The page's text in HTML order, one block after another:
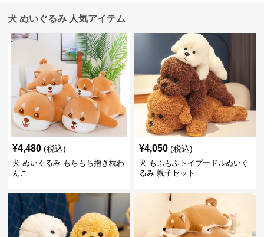
犬 ぬいぐるみ 人気アイテム
¥4,480 (税込)
犬 ぬいぐるみ もちもち抱き枕わ
んこ
¥4,050 (税込)
犬 もふもふトイプードルぬいぐ
るみ 親子セット